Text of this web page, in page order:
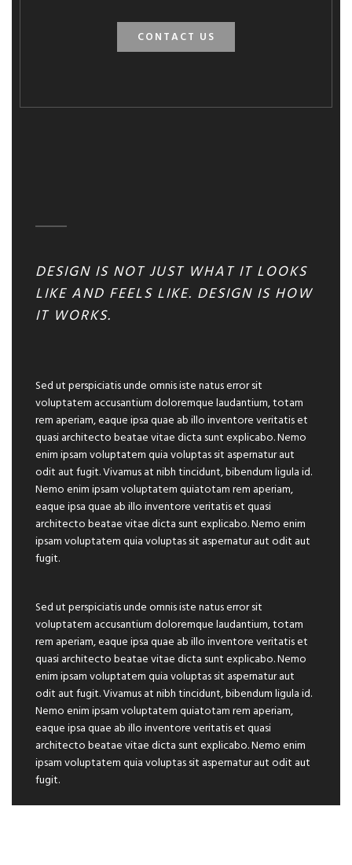
CONTACT US
DESIGN IS NOT JUST WHAT IT LOOKS
LIKE AND FEELS LIKE. DESIGN IS HOW
IT WORKS.
Sed ut perspiciatis unde omnis iste natus error sit
voluptatem accusantium doloremque laudantium, totam
rem aperiam, eaque ipsa quae ab illo inventore veritatis et
quasi architecto beatae vitae dicta sunt explicabo. Nemo
enim ipsam voluptatem quia voluptas sit aspernatur aut
odit aut fugit. Vivamus at nibh tincidunt, bibendum ligula id.
Nemo enim ipsam voluptatem quiatotam rem aperiam,
eaque ipsa quae ab illo inventore veritatis et quasi
architecto beatae vitae dicta sunt explicabo. Nemo enim
ipsam voluptatem quia voluptas sit aspernatur aut odit aut
fugit.
Sed ut perspiciatis unde omnis iste natus error sit
voluptatem accusantium doloremque laudantium, totam
rem aperiam, eaque ipsa quae ab illo inventore veritatis et
quasi architecto beatae vitae dicta sunt explicabo. Nemo
enim ipsam voluptatem quia voluptas sit aspernatur aut
odit aut fugit. Vivamus at nibh tincidunt, bibendum ligula id.
Nemo enim ipsam voluptatem quiatotam rem aperiam,
eaque ipsa quae ab illo inventore veritatis et quasi
architecto beatae vitae dicta sunt explicabo. Nemo enim
ipsam voluptatem quia voluptas sit aspernatur aut odit aut
fugit.